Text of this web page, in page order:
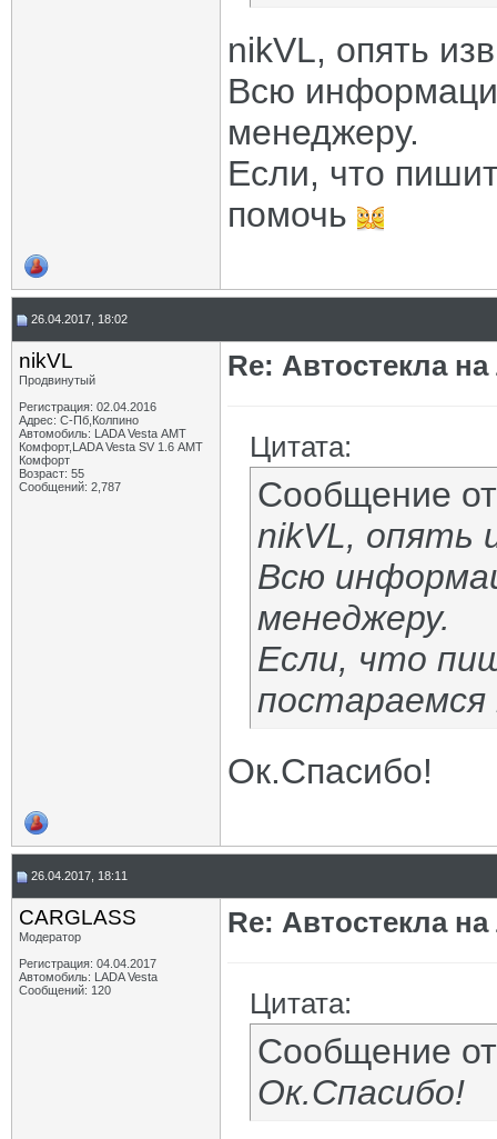
nikVL, опять
Всю
менеджеру.
Если, что
помочь
26.04.2017, 18:02
nikVL
Продвинутый
Регистрация: 02.04.2016
Адрес: С-Пб,Колпино
Автомобиль: LADA Vesta АМТ
Комфорт,LADA Vesta SV 1.6 АМТ
Комфорт
Возраст: 55
Сообщений: 2,787
Re: Автостекла
Цитата:
Сообщение
nikVL, опять
Всю
менеджеру.
Если, что
Ок.Спасибо!
26.04.2017, 18:11
CARGLASS
Модератор
Регистрация: 04.04.2017
Автомобиль: LADA Vesta
Сообщений: 120
Re: Автостекла
Цитата:
Сообщение
Ок.Спасибо!